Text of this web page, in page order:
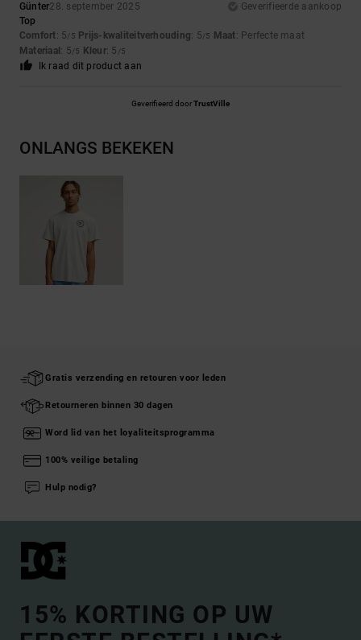
Günter28. september 2025
Geverifieerde aankoop
Top
Comfort: 5/5 Prijs-kwaliteitverhouding: 5/5 Maat: Perfecte maat
Materiaal : 5/5 Kleur: 5 /5
Ik raad dit product aan
Geverifieerd doorTrustVille
ONLANGS BEKEKEN
Gratis verzending en retouren voor leden
Retourneren binnen 30 dagen
Word lid van het loyaliteitsprogramma
100% veilige betaling
Hulp nodig?
15% KORTING OP UW